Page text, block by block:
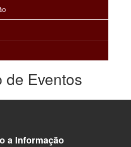
de Eventos
a Informação